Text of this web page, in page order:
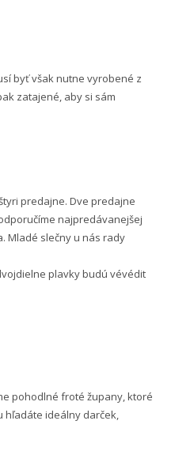
byť však nutne vyrobené z
zatajené, aby si sám
predajne. Dve predajne
najpredávanejšej
Mladé slečny u nás rady
plavky budú vévédit
pohodlné froté župany, ktoré
hľadáte ideálny darček,